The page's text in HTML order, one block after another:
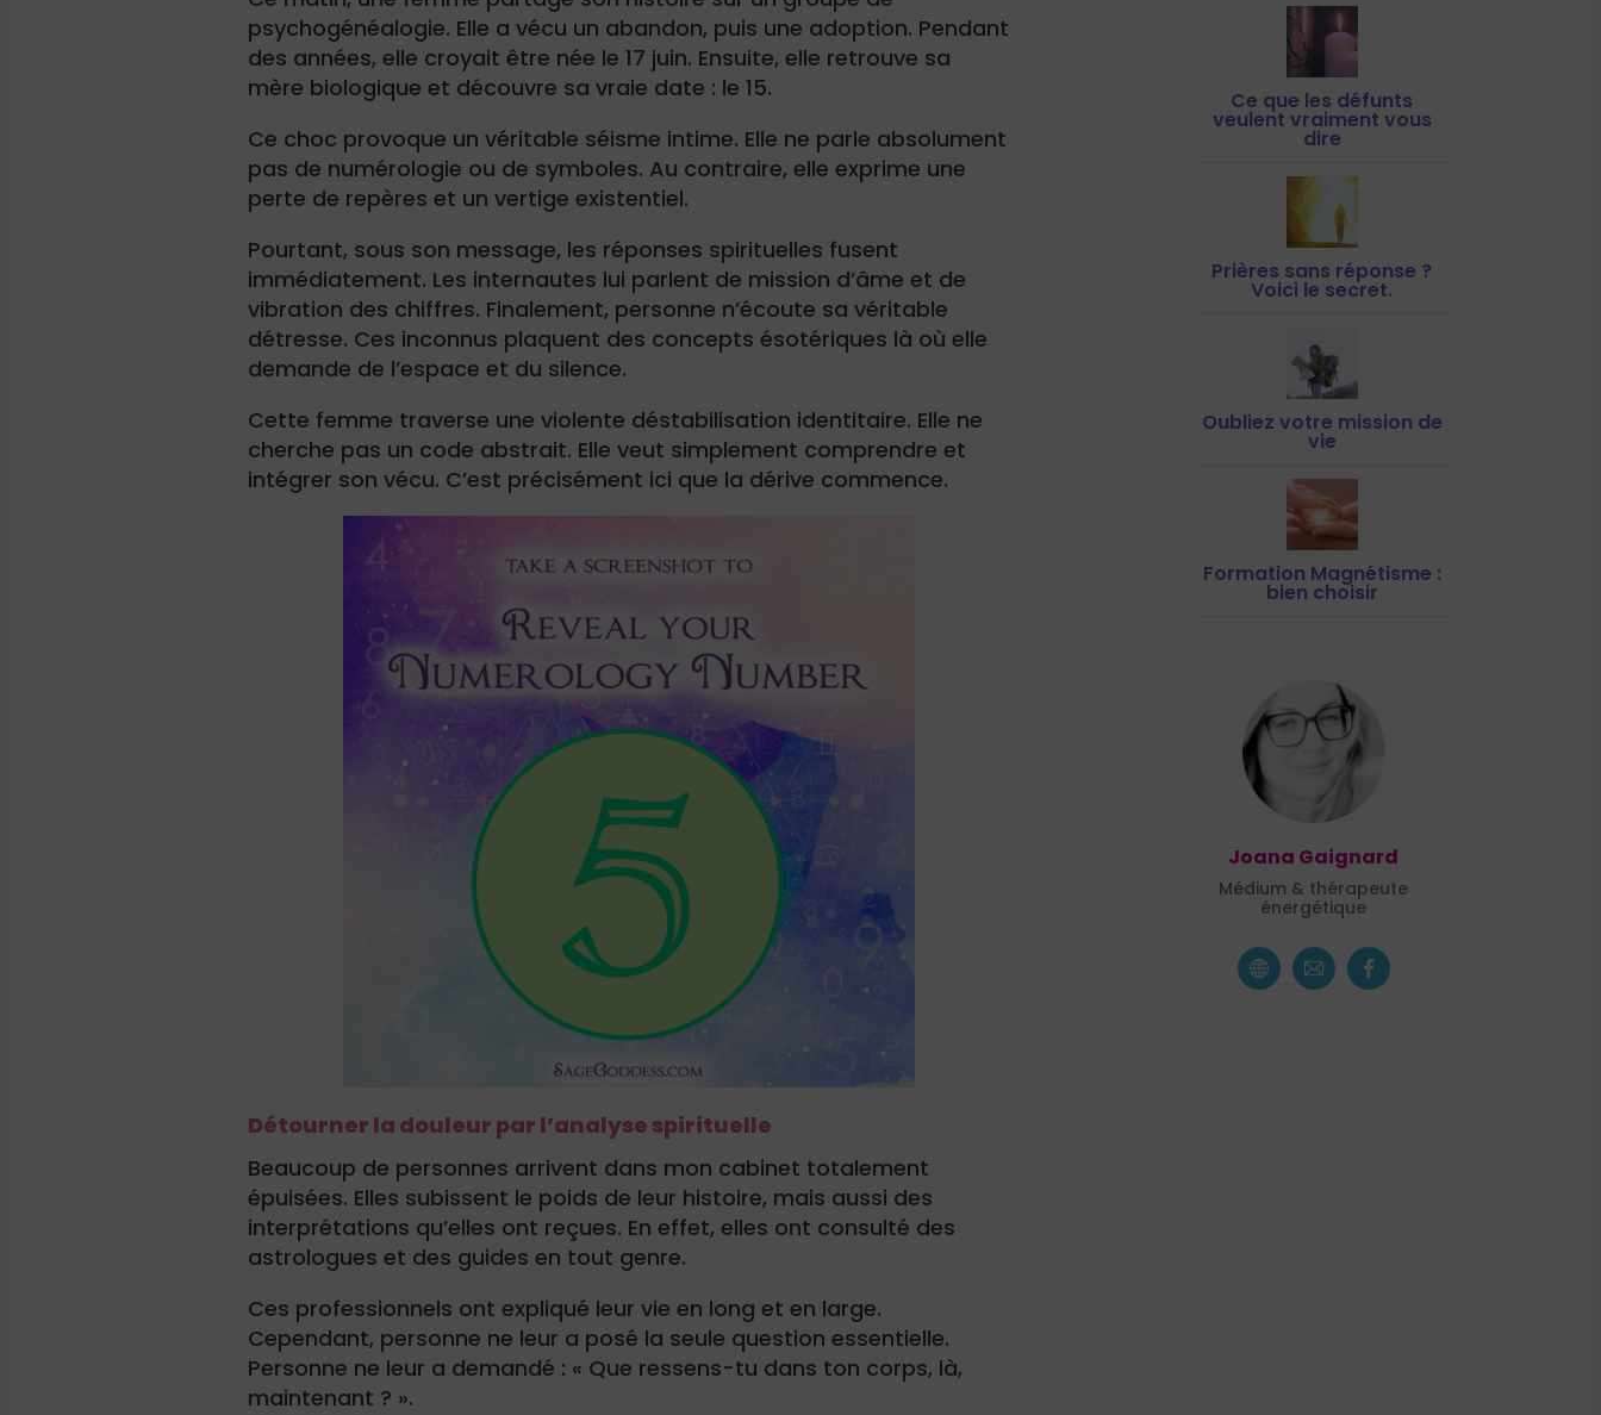
psychogénéalogie. Elle a vécu un abandon, puis une adoption. Pendant
des années, elle croyait être née le 17 juin. Ensuite, elle retrouve sa
mère biologique et découvre sa vraie date : le 15.
Ce choc provoque un véritable séisme intime. Elle ne parle absolument
pas de numérologie ou de symboles. Au contraire, elle exprime une
perte de repères et un vertige existentiel.
Pourtant, sous son message, les réponses spirituelles fusent
immédiatement. Les internautes lui parlent de mission d’âme et de
vibration des chiffres. Finalement, personne n’écoute sa véritable
détresse. Ces inconnus plaquent des concepts ésotériques là où elle
demande de l’espace et du silence.
Cette femme traverse une violente déstabilisation identitaire. Elle ne
cherche pas un code abstrait. Elle veut simplement comprendre et
intégrer son vécu. C’est précisément ici que la dérive commence.
Détourner la douleur par l’analyse spirituelle
Beaucoup de personnes arrivent dans mon cabinet totalement
épuisées. Elles subissent le poids de leur histoire, mais aussi des
interprétations qu’elles ont reçues. En effet, elles ont consulté des
astrologues et des guides en tout genre.
Ces professionnels ont expliqué leur vie en long et en large.
Cependant, personne ne leur a posé la seule question essentielle.
Personne ne leur a demandé : « Que ressens-tu dans ton corps, là,
maintenant ? ».
Ce que les défunts
veulent vraiment vous
dire
Prières sans réponse ?
Voici le secret.
Oubliez votre mission de
vie
Formation Magnétisme :
bien choisir
Joana Gaignard
Médium & thérapeute
énergétique